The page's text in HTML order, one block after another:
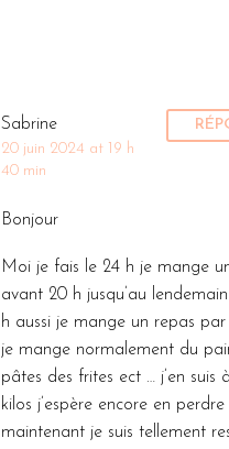
Sabrine
20 juin 2024 at 19 h
40 min
Bonjour
Moi je fais le 24 h je mange
avant 20 h jusqu’au
h aussi je mange un repas
je mange normalement du
pâtes des frites ect … j’en suis
kilos j’espère encore en perdre
maintenant je suis tellement